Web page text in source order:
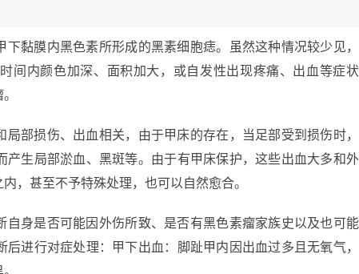
黏膜内黑色素所形成的黑素细胞痣。虽然这种情况较少见，
间内颜色加深、面积加大，或自发性出现疼痛、出血等症状
部损伤、出血相关，由于甲床的存在，当足部受到损伤时，
产生局部淤血、黑斑等。由于有甲床保护，这些出血大多和外
，甚至不予特殊处理，也可以自然愈合。
自身是否可能因外伤所致、是否有黑色素瘤家族史以及也可能
进行对症处理：甲下出血：脚趾甲内因出血过多且无氧气，